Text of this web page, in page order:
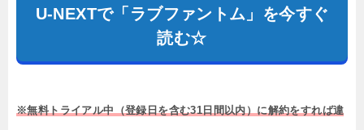
U-NEXTで「ラブファントム」を今すぐ
読む☆
※無料トライアル中（登録日を含む31日間以内）に解約をすれば違